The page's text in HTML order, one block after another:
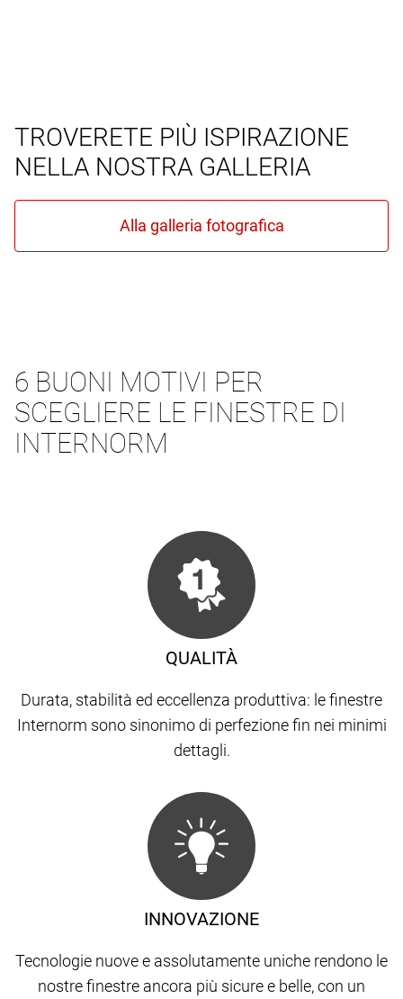
TROVERETE PIÙ ISPIRAZIONE
NELLA NOSTRA GALLERIA
6 BUONI MOTIVI PER
SCEGLIERE LE FINESTRE DI
INTERNORM
QUALITÀ
Durata, stabilità ed eccellenza produttiva: le finestre
Internorm sono sinonimo di perfezione fin nei minimi
dettagli.
INNOVAZIONE
Tecnologie nuove e assolutamente uniche rendono le
nostre finestre ancora più sicure e belle, con un